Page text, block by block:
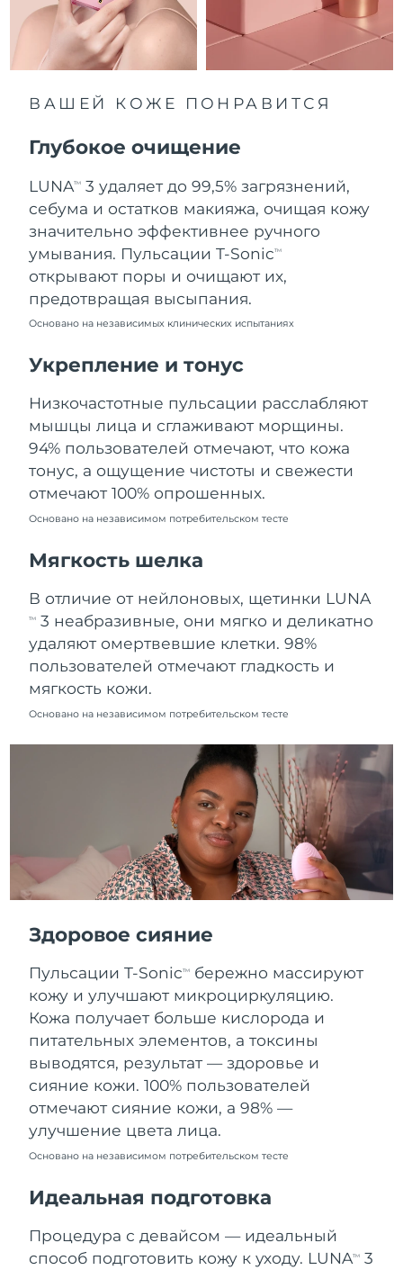
ВАШЕЙ КОЖЕ ПОНРАВИТСЯ
Глубокое очищение
LUNATM
3 удаляет до 99,5% загрязнений,
себума и остатков макияжа, очищая кожу
значительно эффективнее ручного
умывания. Пульсации T-SonicTM
открывают поры и очищают их,
предотвращая высыпания.
Основано на независимых клинических испытаниях
Укрепление и тонус
Низкочастотные пульсации расслабляют
мышцы лица и сглаживают морщины.
94% пользователей отмечают, что кожа
тонус, а ощущение чистоты и свежести
отмечают 100% опрошенных.
Основано на независимом потребительском тесте
Мягкость шелка
В отличие от нейлоновых, щетинки LUNA
TM
3 неабразивные, они мягко и деликатно
удаляют омертвевшие клетки. 98%
пользователей отмечают гладкость и
мягкость кожи.
Основано на независимом потребительском тесте
Здоровое сияние
Пульсации T-SonicTM
бережно массируют
кожу и улучшают микроциркуляцию.
Кожа получает больше кислорода и
питательных элементов, а токсины
выводятся, результат — здоровье и
сияние кожи. 100% пользователей
отмечают сияние кожи, а 98% —
улучшение цвета лица.
Основано на независимом потребительском тесте
Идеальная подготовка
Процедура с девайсом — идеальный
способ подготовить кожу к уходу. LUNATM
3
8/10/26
Нидерланды
Ожидаемая дата доставки
8/9/26
Новая Зеландия
Ожидаемая дата доставки
Норвегия
Ожидаемая дата доставки
Оман
Ожидаемая дата доставки
8/12/26
Филиппины
Ожидаемая дата доставки
Польша
Португалия
Ожидаемая дата доставки
Пуэрто-Рико
Ожидаемая дата доставки
Катар
Ожидаемая дата доставки
Румыния
8/9/26
Россия
Ожидаемая дата доставки
Саудовская Аравия
Ожидаемая дата доставки
8/11/26
Ожидаемая дата доставки
8/9/26
Словения
Ожидаемая дата доставки
8/9/26
Республика
Республика Корея
Ожидаемая дата доставки
8/11/26
Ожидаемая дата доставки
Швеция
Ожидаемая дата доставки
Швейцария
Ожидаемая дата доставки
Тайвань
Таиланд
Ожидаемая дата доставки
8/13/26